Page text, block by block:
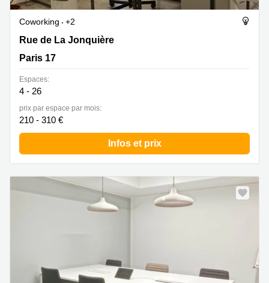
Coworking
+2
Rue de La Jonquière 60, Paris 17
Rue de La Jonquière
Paris 17
Espaces:
4 - 26
prix par espace par mois:
210 - 310 €
Infos et prix